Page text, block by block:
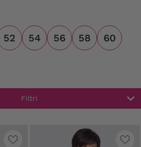
52 54 56 58 60
Filtri